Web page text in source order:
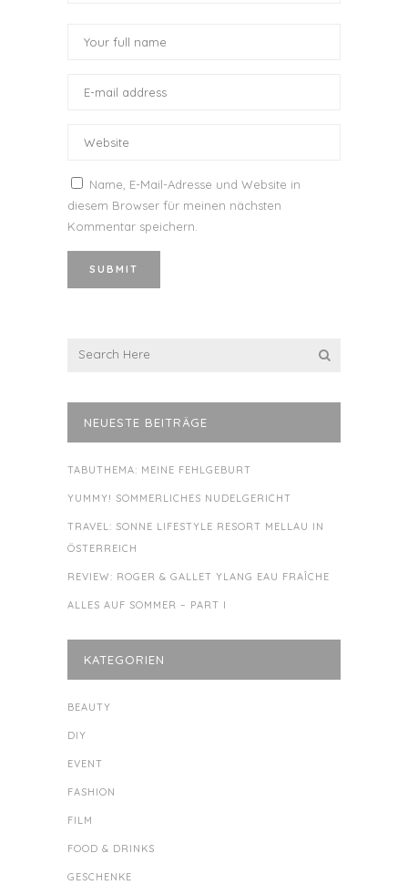
Name, E-Mail-Adresse und Website in
diesem Browser für meinen nächsten
Kommentar speichern.
NEUESTE BEITRÄGE
TABUTHEMA: MEINE FEHLGEBURT
YUMMY! SOMMERLICHES NUDELGERICHT
TRAVEL: SONNE LIFESTYLE RESORT MELLAU IN
ÖSTERREICH
REVIEW: ROGER & GALLET YLANG EAU FRAÎCHE
ALLES AUF SOMMER – PART I
KATEGORIEN
BEAUTY
DIY
EVENT
FASHION
FILM
FOOD & DRINKS
GESCHENKE